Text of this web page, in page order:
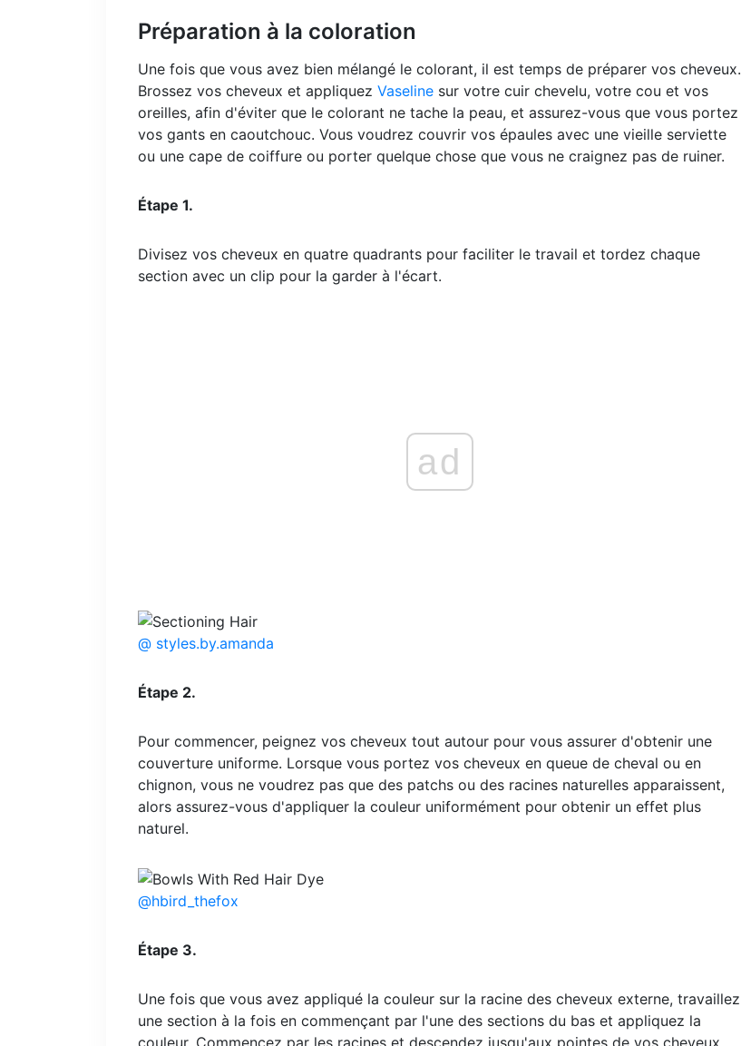
Préparation à la coloration
Une fois que vous avez bien mélangé le colorant, il est temps de préparer vos cheveux.
Brossez vos cheveux et appliquez Vaseline sur votre cuir chevelu, votre cou et vos
oreilles, afin d'éviter que le colorant ne tache la peau, et assurez-vous que vous portez
vos gants en caoutchouc. Vous voudrez couvrir vos épaules avec une vieille serviette
ou une cape de coiffure ou porter quelque chose que vous ne craignez pas de ruiner.
Étape 1.
Divisez vos cheveux en quatre quadrants pour faciliter le travail et tordez chaque
section avec un clip pour la garder à l'écart.
ad
@ styles.by.amanda
Étape 2.
Pour commencer, peignez vos cheveux tout autour pour vous assurer d'obtenir une
couverture uniforme. Lorsque vous portez vos cheveux en queue de cheval ou en
chignon, vous ne voudrez pas que des patchs ou des racines naturelles apparaissent,
alors assurez-vous d'appliquer la couleur uniformément pour obtenir un effet plus
naturel.
@hbird_thefox
Étape 3.
Une fois que vous avez appliqué la couleur sur la racine des cheveux externe, travaillez
une section à la fois en commençant par l'une des sections du bas et appliquez la
couleur. Commencez par les racines et descendez jusqu'aux pointes de vos cheveux.